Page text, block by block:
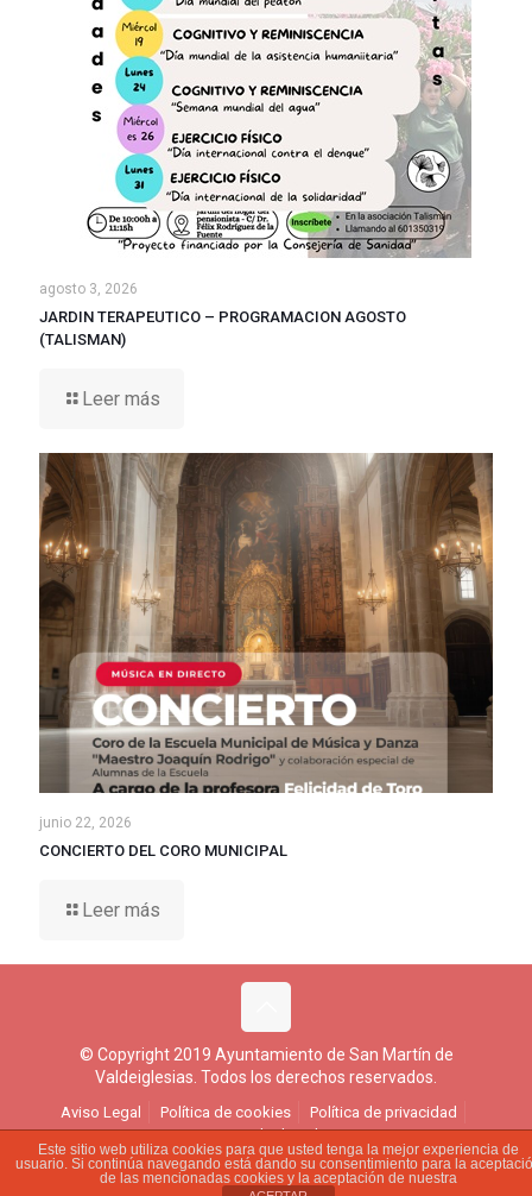
agosto 3, 2026
JARDIN TERAPEUTICO – PROGRAMACION AGOSTO
(TALISMAN)
Leer más
junio 22, 2026
CONCIERTO DEL CORO MUNICIPAL
Leer más
© Copyright 2019 Ayuntamiento de San Martín de
Valdeiglesias. Todos los derechos reservados.
Aviso Legal Política de cookies
Política de privacidad
Ejercicio de derechos
Este sitio web utiliza cookies para que usted tenga la mejor experiencia de
usuario. Si continúa navegando está dando su consentimiento para la
de las mencionadas cookies y la aceptación de nuestra